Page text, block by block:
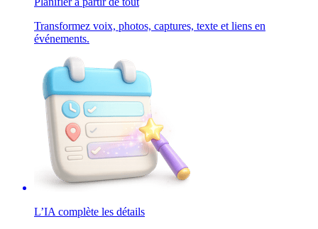
Transformez voix, photos, captures, texte et liens en
événements.
L’IA complète les détails